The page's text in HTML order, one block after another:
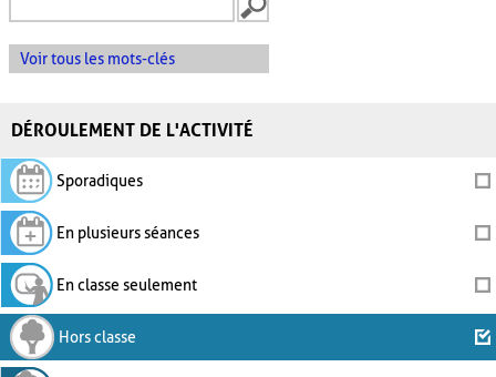
Voir tous les mots-clés
DÉROULEMENT DE L'ACTIVITÉ
Sporadiques
En plusieurs séances
En classe seulement
Hors classe